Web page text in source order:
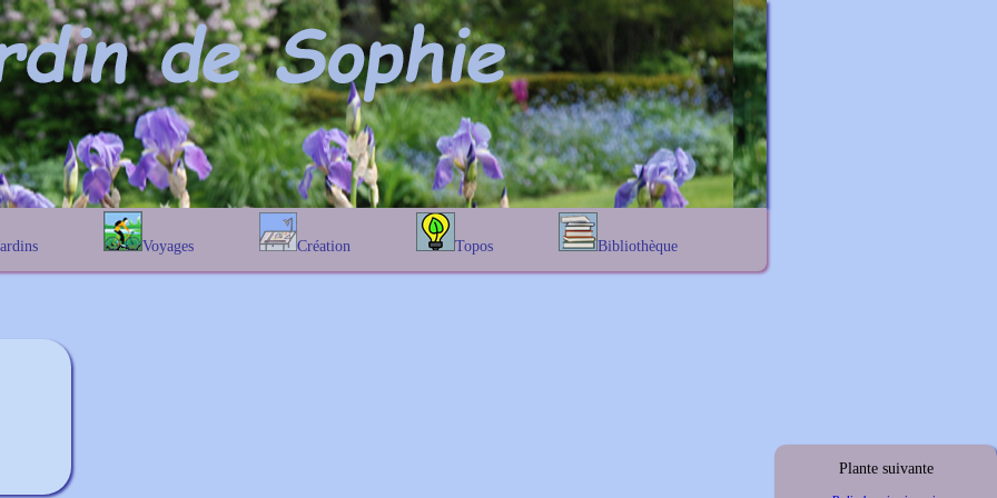
Voyages
En Belgique
Création
Prairies fleuries
Topos
Les chênes
Bibliothèque
Lexique noms propres
Plante suivante